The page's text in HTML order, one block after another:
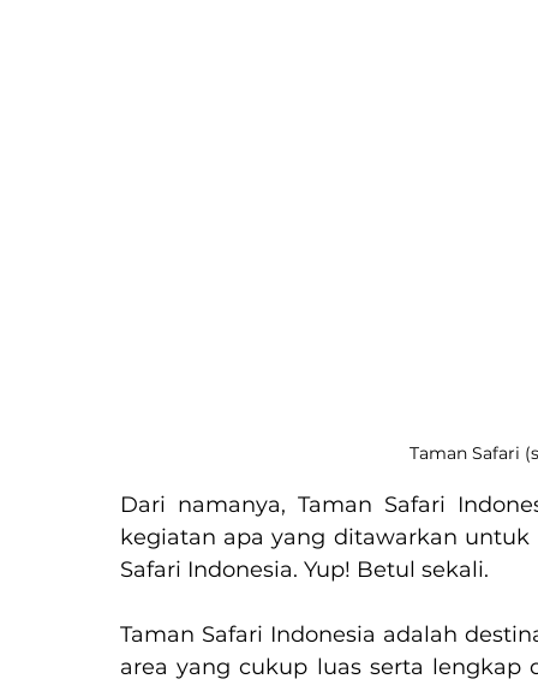
Taman Safari
Dari namanya, Taman Safari
kegiatan apa yang ditawarkan
Safari Indonesia. Yup! Betul sekali.
Taman Safari Indonesia adalah
area yang cukup luas serta